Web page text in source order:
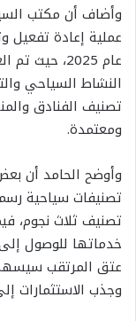
وأضاف أن مكتب
عملية إعادة تفعيل
عام 2025،
النشاط السياحي
تصنيف الفنادق
ومعتمدة.
وأوضح الحامد أن
تصنيفات سياحية
تصنيف ثلاث نجوم،
خدماتها للوصول
عتق المرتقب
وجذب الاستثمارات